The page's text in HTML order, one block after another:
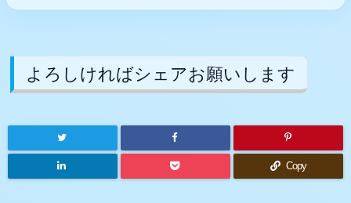
よろしければシェアお願いします
Copy